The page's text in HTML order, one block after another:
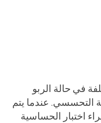
في حالة الربو
التحسسي. عندما يتم
اختبار الحساسية